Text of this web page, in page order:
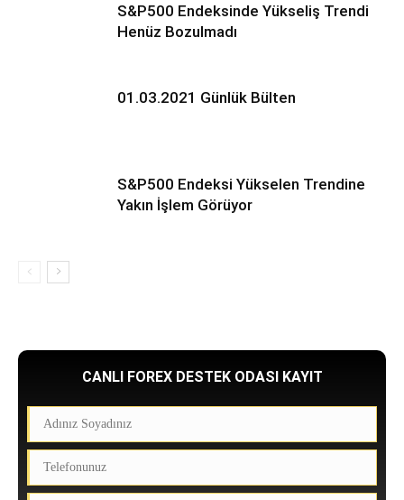
S&P500 Endeksinde Yükseliş Trendi
Henüz Bozulmadı
01.03.2021 Günlük Bülten
S&P500 Endeksi Yükselen Trendine
Yakın İşlem Görüyor
CANLI FOREX DESTEK ODASI KAYIT